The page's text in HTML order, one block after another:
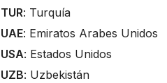
TUR: Turquía
UAE: Emiratos Arabes Unidos
USA: Estados Unidos
UZB: Uzbekistán